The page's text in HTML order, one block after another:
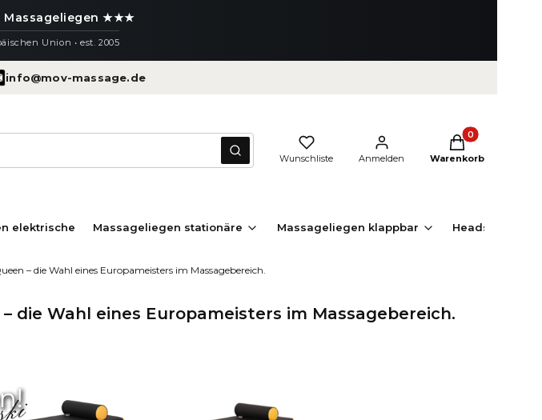
★★★
Union • est. 2005
info@mov-massage.de
Zurücksetzen
Suchen Wunschliste Anmelden
Produkte im
Warenkorb
elektrische Massageliegen stationäre Massageliegen klappbar Headspa
– die Wahl eines Europameisters im Massagebereich.
die Wahl eines Europameisters im Massagebereich.